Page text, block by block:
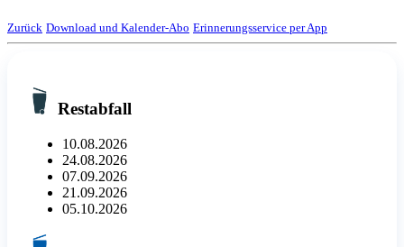
Zurück Download und Kalender-Abo Erinnerungsservice per App
Restabfall
10.08.2026
24.08.2026
07.09.2026
21.09.2026
05.10.2026